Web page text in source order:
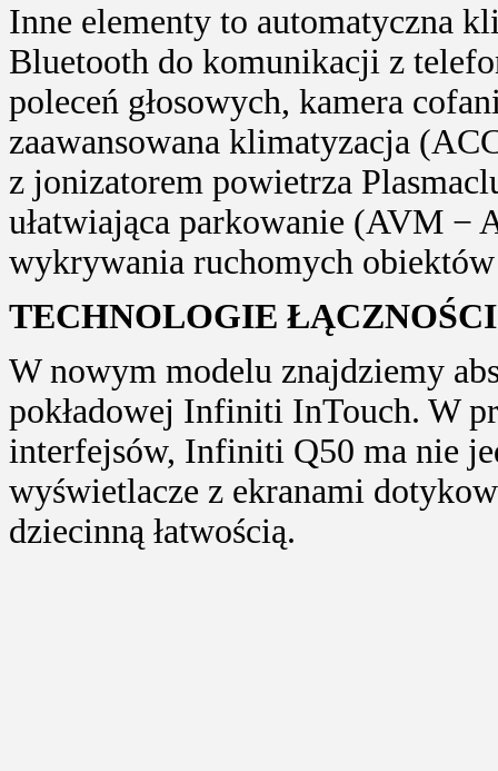
Inne elementy to automatyczna
Bluetooth do komunikacji z
poleceń głosowych, kamera
zaawansowana klimatyzacja
z jonizatorem powietrza
ułatwiająca parkowanie (AVM
wykrywania ruchomych
TECHNOLOGIE ŁĄCZNOŚCI
W nowym modelu znajdziemy
pokładowej Infiniti InTouch. W
interfejsów, Infiniti Q50 ma nie
wyświetlacze z ekranami
dziecinną łatwością.